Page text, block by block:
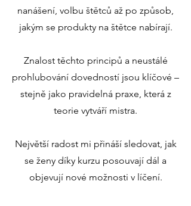
nanášení, volbu štětců až po způsob,
jakým se produkty na štětce nabírají.
Znalost těchto principů a neustálé
prohlubování dovedností jsou klíčové –
stejně jako pravidelná praxe, která z
teorie vytváří mistra.
Největší radost mi přináší sledovat, jak
se ženy díky kurzu posouvají dál a
objevují nové možnosti v líčení.